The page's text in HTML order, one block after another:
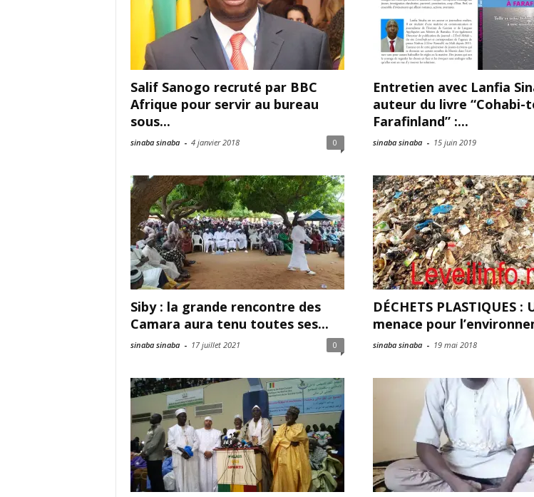
Salif Sanogo recruté par BBC
Afrique pour servir au bureau
sous...
sinaba sinaba - 4 janvier 2018 0
Entretien avec Lanfia
auteur du livre “Cohabi-
Farafinland” :...
sinaba sinaba - 15 juin 2019
Siby : la grande rencontre des
Camara aura tenu toutes ses...
sinaba sinaba - 17 juillet 2021 0
DÉCHETS PLASTIQUES :
menace pour
sinaba sinaba - 19 mai 2018